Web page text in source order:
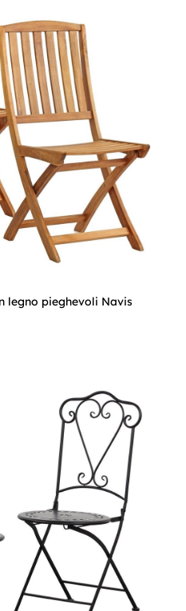
legno pieghevoli Navis